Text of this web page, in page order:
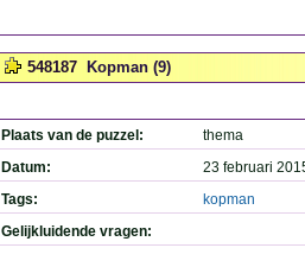
548187 Kopman (9)
Plaats van de puzzel:
thema
Datum:
23 februari
Tags:
kopman
Gelijkluidende vragen: